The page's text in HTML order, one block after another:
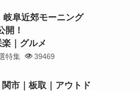
岐阜近郊モーニング
開！
｜グルメ
特集 39469
市｜板取｜アウトド